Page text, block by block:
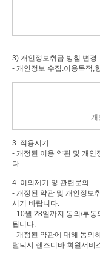
3) 개인정보취급 방침 변경
- 개인정보 수집.이용목적,
개
3. 적용시기
- 개정된 이용 약관 및 개인
다.
4. 이의제기 및 관련문의
- 개정된 약관 및 개인정보
시기 바랍니다.
- 10월 28일까지 동의/부동
됩니다.
- 개정된 약관에 대해 동의
탈퇴시 렌즈디바 회원서비